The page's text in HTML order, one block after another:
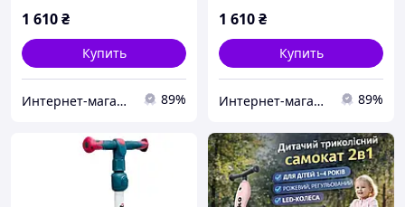
самокат
1 610₴
Купить
Интернет-магазин "Маленький Гонщик" 89%
самокат
1 610₴
Купить
Интернет-магазин "Маленький Гонщик" 89%